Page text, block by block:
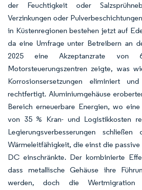
der Feuchtigkeit oder
Verzinkungen oder
in Küstenregionen bestehen jetzt auf
da eine Umfrage unter Betreibern an
2025 eine Akzeptanzrate
Motorsteuerungszentren zeigte, was
Korrosionsersetzungen eliminiert
rechtfertigt. Aluminiumgehäuse
Bereich erneuerbare Energien, wo
von 35 % Kran- und Logistikkosten
Legierungsverbesserungen
Wärmeleitfähigkeit, die einst die passive
DC einschränkte. Der kombinierte
dass metallische Gehäuse ihre
werden, doch die